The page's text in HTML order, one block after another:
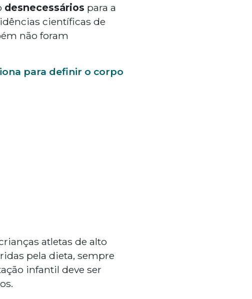
desnecessários para a
científicas de
não foram
para definir o corpo
atletas de alto
pela dieta, sempre
infantil deve ser